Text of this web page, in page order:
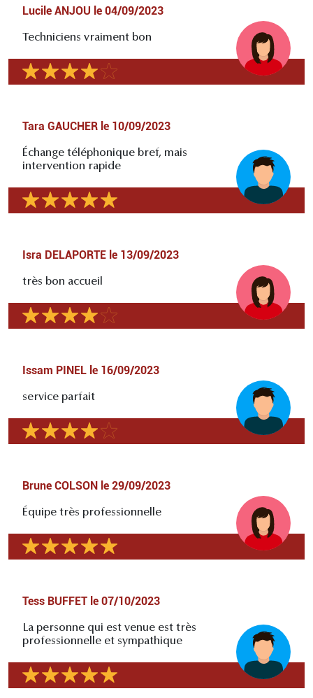
Lucile ANJOU le 04/09/2023
Techniciens vraiment bon
Tara GAUCHER le 10/09/2023
Échange téléphonique bref, mais
intervention rapide
Isra DELAPORTE le 13/09/2023
très bon accueil
Issam PINEL le 16/09/2023
service parfait
Brune COLSON le 29/09/2023
Équipe très professionnelle
Tess BUFFET le 07/10/2023
La personne qui est venue est très
professionnelle et sympathique